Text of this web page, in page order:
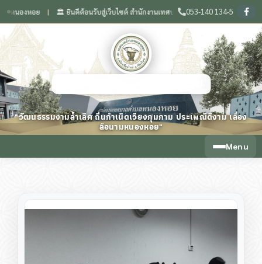
อย ❙ 🏛️ ยินดีต้อนรับสู่เว็บไซต์ สำนักงานเทศบาลตำบลหนองหอย จังหวัดเชียงใหม่
053-140 134-5
"วัฒนธรรมงามล้ำเลิศ ถิ่นกำเนิดเวียงกุมกาม ประเพณีดีงาม เลื่อง
ลือนามหนองหอย"
Menu